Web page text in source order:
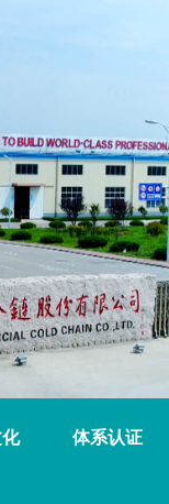
体系认证